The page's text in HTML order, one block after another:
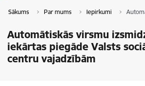
Sākums Par mums Iepirkumi
Automātiskās virsmu
iekārtas piegāde Valsts
centru vajadzībām